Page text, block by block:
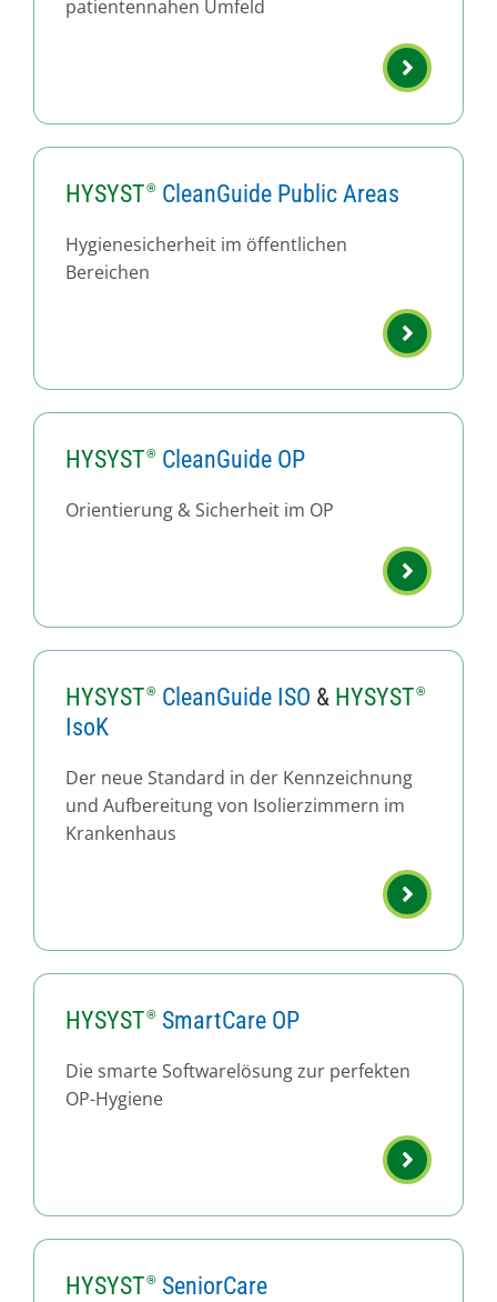
patientennahen Umfeld
HYSYST CleanGuide Public Areas
Hygienesicherheit im öffentlichen
Bereichen
HYSYST CleanGuide OP
Orientierung & Sicherheit im OP
HYSYST CleanGuide ISO & HYSYST
IsoK
Der neue Standard in der Kennzeichnung
und Aufbereitung von Isolierzimmern im
Krankenhaus
HYSYST SmartCare OP
Die smarte Softwarelösung zur perfekten
OP-Hygiene
HYSYST SeniorCare